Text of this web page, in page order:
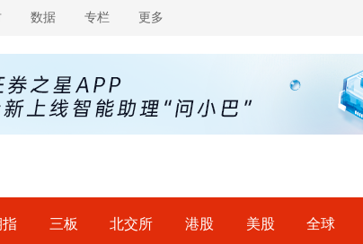
数据 专栏 更多
指 三板 北交所 港股 美股 全球